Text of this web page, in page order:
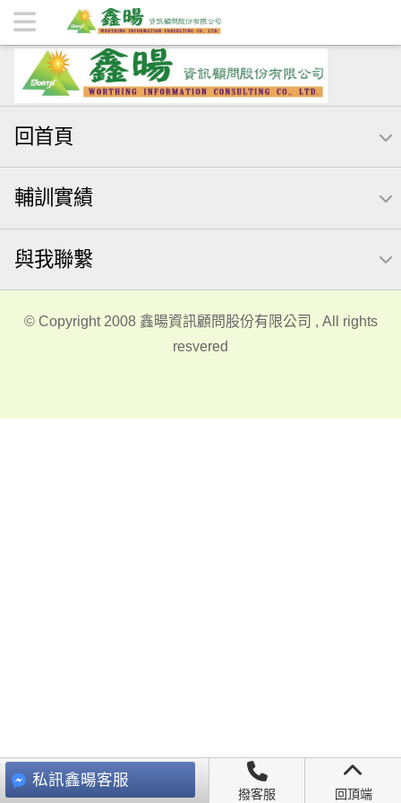
輔訓實績 | 鑫暘資訊顧問股份有限公司
回首頁
輔訓實績
與我聯繫
© Copyright 2008 鑫暘資訊顧問股份有限公司 , All rights
resvered
私訊鑫暘客服
回頂端
撥客服